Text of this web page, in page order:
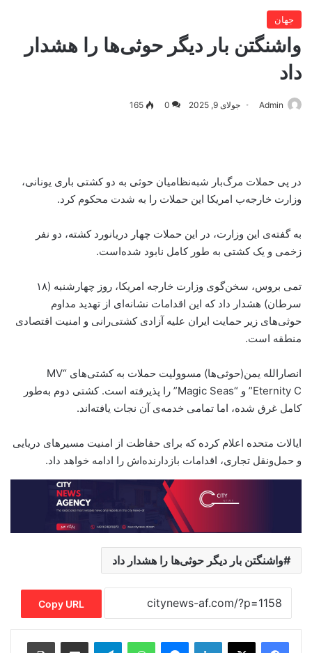
جهان
واشنگتن بار دیگر حوثی‌ها را هشدار
داد
Admin جولای 9, 2025 0
165
در پی حملات مرگ‌بار شبه‌نظامیان حوثی به دو کشتی باری یونانی،
وزارت خارجه‌ب امریکا این حملات را به شدت محکوم کرد.
به گفته‌ی این وزارت، در این حملات چهار دریانورد کشته، دو نفر
زخمی و یک کشتی به طور کامل نابود شده‌است.
تمی بروس، سخن‌گوی وزارت خارجه امریکا، روز چهارشنبه (۱۸
سرطان) هشدار داد که این اقدامات نشانه‌ای از تهدید مداوم
حوثی‌های زیر حمایت ایران علیه آزادی کشتی‌رانی و امنیت اقتصادی
منطقه است.
انصارالله یمن‌(حوثی‌ها) مسوولیت حملات به کشتی‌های “MV
Eternity C” و “Magic Seas” را پذیرفته است. کشتی دوم به‌طور
کامل غرق شده، اما تمامی خدمه‌ی آن نجات یافته‌اند.
ایالات متحده اعلام کرده که برای حفاظت از امنیت مسیرهای دریایی
و حمل‌ونقل تجاری، اقدامات بازدارنده‌اش را ادامه خواهد داد.
واشنگتن بار دیگر حوثی‌ها را هشدار داد
Copy URL
LinkedIn
Messenger
WhatsApp
Telegram
Share via Email
Print